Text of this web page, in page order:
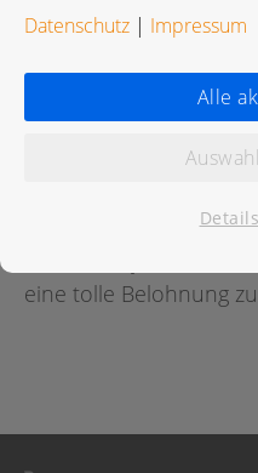
Bewertungen
Für diese Praxis
eine tolle Belohnung
Datenschutz | Impressum
Alle